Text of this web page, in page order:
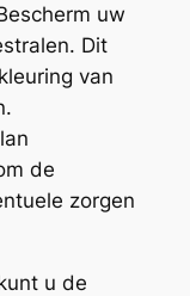
uw
Dit
van
de
zorgen
u de